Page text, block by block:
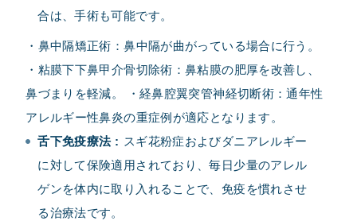
合は、手術も可能です。
・鼻中隔矯正術：鼻中隔が曲がっている場合に行う。
・粘膜下下鼻甲介骨切除術：鼻粘膜の肥厚を改善し、
鼻づまりを軽減。 ・経鼻腔翼突管神経切断術：通年性
アレルギー性鼻炎の重症例が適応となります。
舌下免疫療法 : スギ花粉症およびダニアレルギー
に対して保険適用されており、毎日少量のアレル
ゲンを体内に取り入れることで、免疫を慣れさせ
る治療法です。